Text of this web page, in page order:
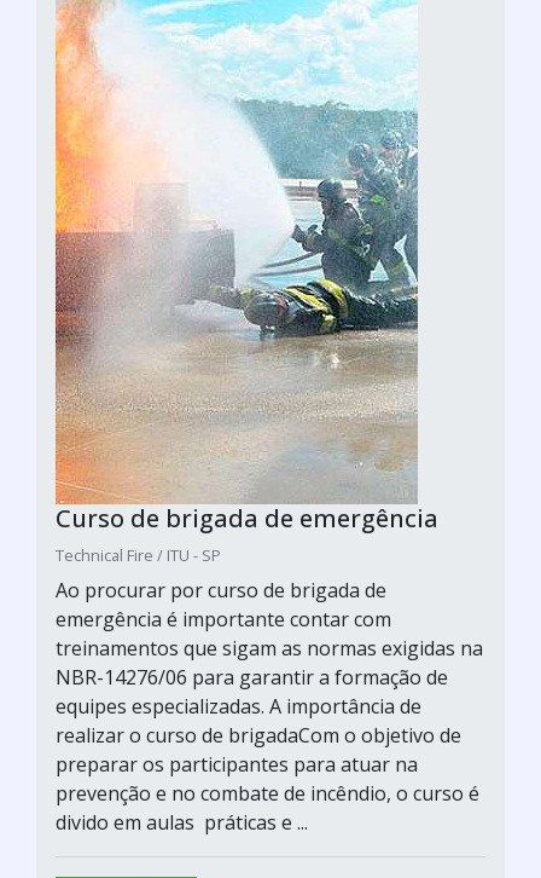
Curso de brigada de emergência
Technical Fire / ITU - SP
Ao procurar por curso de brigada de
emergência é importante contar com
treinamentos que sigam as normas exigidas na
NBR-14276/06 para garantir a formação de
equipes especializadas. A importância de
realizar o curso de brigadaCom o objetivo de
preparar os participantes para atuar na
prevenção e no combate de incêndio, o curso é
divido em aulas práticas e ...